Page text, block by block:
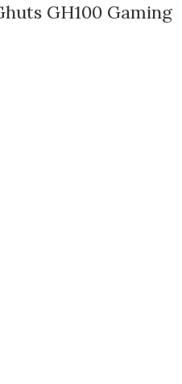
GH100 Gaming